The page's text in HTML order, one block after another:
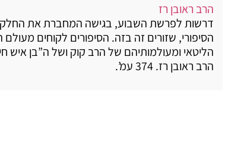
הרב ראובן רז
דרשות לפרשת השבוע, בגישה המחברת את החלק
הסיפורי, שזורים זה בזה. הסיפורים לקוחים
הליטאי ומעולמותיהם של הרב קוק ושל ה”בן איש
הרב ראובן רז. 374 עמ’.